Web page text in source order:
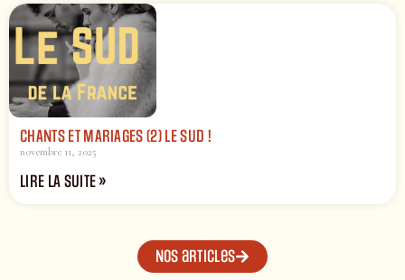
CHANTS ET MARIAGES (2) LE SUD !
novembre 11, 2025
LIRE LA SUITE »
Nos articles